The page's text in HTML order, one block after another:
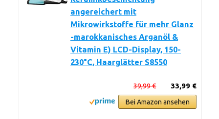
angereichert mit
Mikrowirkstoffe für mehr Glanz
-marokkanisches Arganöl &
Vitamin E) LCD-Display, 150-
230°C, Haarglätter S8550
33,99 €
39,99 €
Bei Amazon ansehen